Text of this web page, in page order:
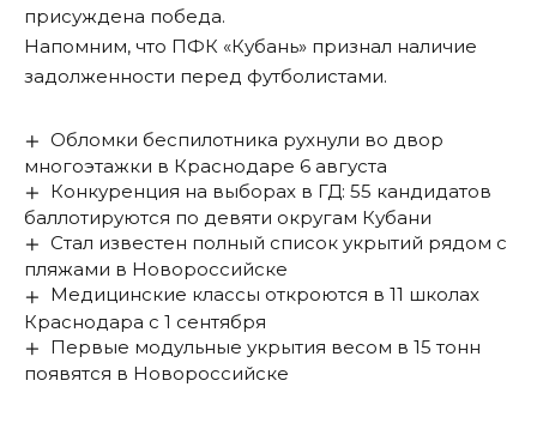
присуждена победа.
Напомним, что ПФК «Кубань» признал наличие
задолженности перед футболистами.
Обломки беспилотника рухнули во двор
многоэтажки в Краснодаре 6 августа
Конкуренция на выборах в ГД: 55 кандидатов
баллотируются по девяти округам Кубани
Стал известен полный список укрытий рядом с
пляжами в Новороссийске
Медицинские классы откроются в 11 школах
Краснодара с 1 сентября
Первые модульные укрытия весом в 15 тонн
появятся в Новороссийске